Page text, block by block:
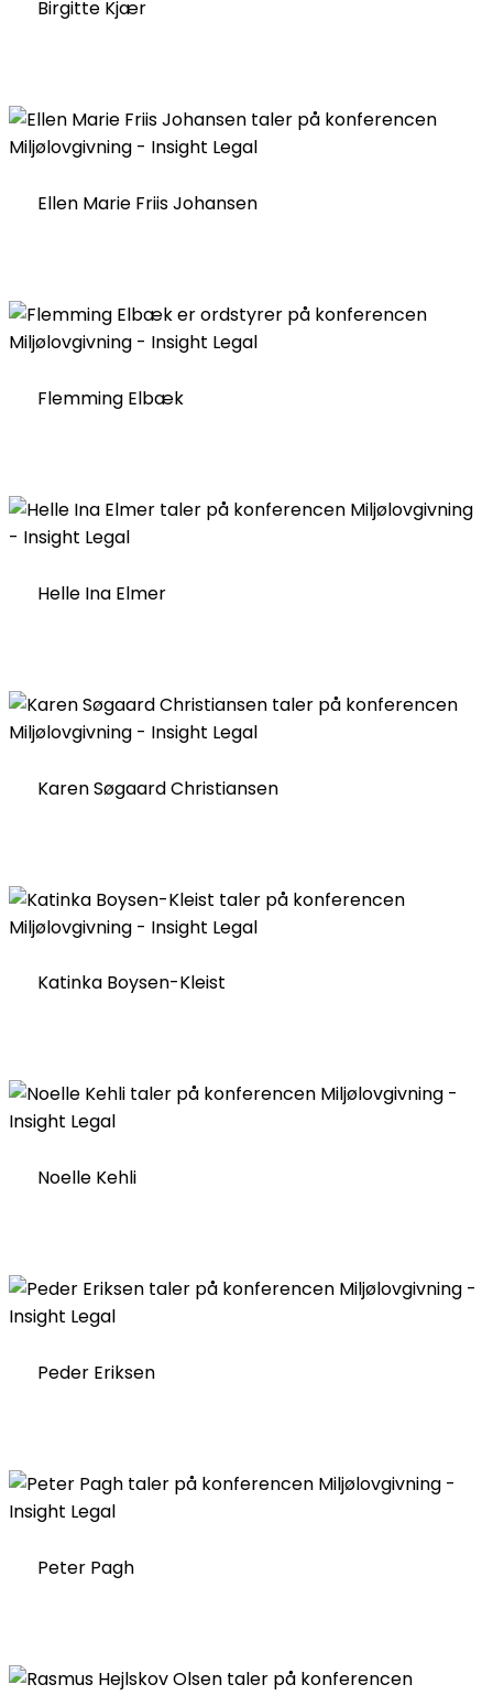
Birgitte Kjær
Ellen Marie Friis Johansen
Flemming Elbæk
Helle Ina Elmer
Karen Søgaard Christiansen
Katinka Boysen-Kleist
Noelle Kehli
Peder Eriksen
Peter Pagh